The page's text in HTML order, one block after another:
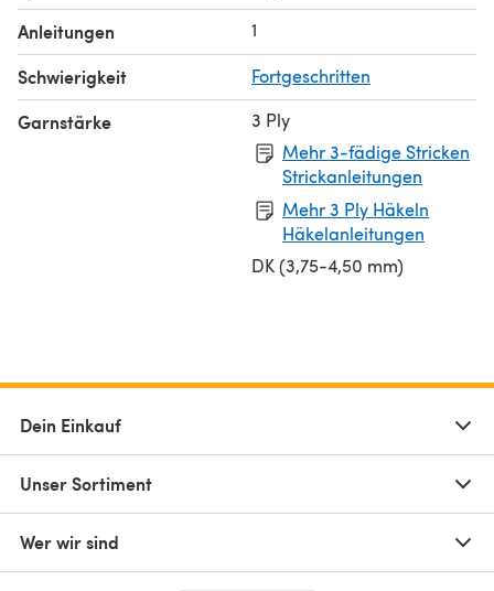
Anleitungen 1
Schwierigkeit Fortgeschritten
Garnstärke
3 Ply
Mehr 3-fädige Stricken
Strickanleitungen
Mehr 3 Ply Häkeln
Häkelanleitungen
DK (3,75-4,50 mm)
Dein Einkauf
Unser Sortiment
Wer wir sind